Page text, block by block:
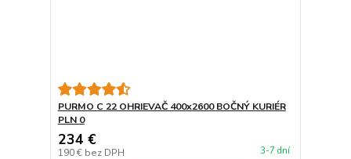
PURMO C 22 OHRIEVAČ 400x2600 BOČNÝ KURIÉR
PLN 0
234 €
190 € bez DPH 3-7 dní